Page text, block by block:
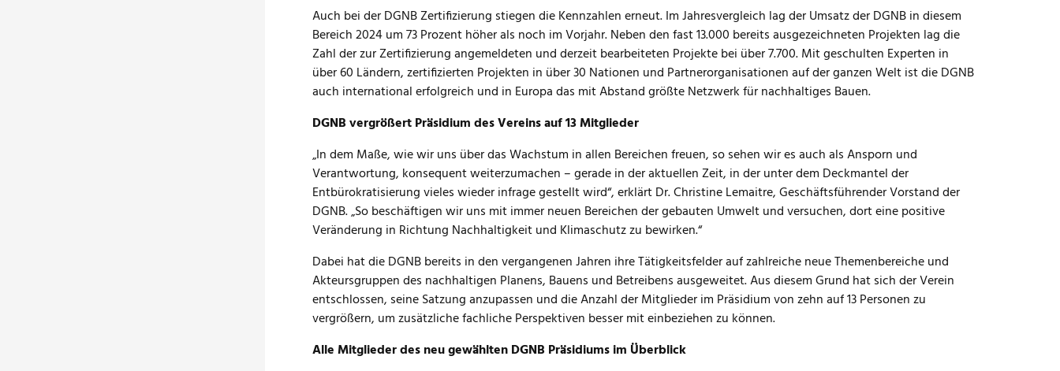
Auch bei der DGNB Zertifizierung stiegen die Kennzahlen erneut. Im Jahresvergleich lag der Umsatz der DGNB in diesem
Bereich 2024 um 73 Prozent höher als noch im Vorjahr. Neben den fast 13.000 bereits ausgezeichneten Projekten lag die
Zahl der zur Zertifizierung angemeldeten und derzeit bearbeiteten Projekte bei über 7.700. Mit geschulten Experten in
über 60 Ländern, zertifizierten Projekten in über 30 Nationen und Partnerorganisationen auf der ganzen Welt ist die DGNB
auch international erfolgreich und in Europa das mit Abstand größte Netzwerk für nachhaltiges Bauen.
DGNB vergrößert Präsidium des Vereins auf 13 Mitglieder
„In dem Maße, wie wir uns über das Wachstum in allen Bereichen freuen, so sehen wir es auch als Ansporn und
Verantwortung, konsequent weiterzumachen – gerade in der aktuellen Zeit, in der unter dem Deckmantel der
Entbürokratisierung vieles wieder infrage gestellt wird“, erklärt Dr. Christine Lemaitre, Geschäftsführender Vorstand der
DGNB. „So beschäftigen wir uns mit immer neuen Bereichen der gebauten Umwelt und versuchen, dort eine positive
Veränderung in Richtung Nachhaltigkeit und Klimaschutz zu bewirken.“
Dabei hat die DGNB bereits in den vergangenen Jahren ihre Tätigkeitsfelder auf zahlreiche neue Themenbereiche und
Akteursgruppen des nachhaltigen Planens, Bauens und Betreibens ausgeweitet. Aus diesem Grund hat sich der Verein
entschlossen, seine Satzung anzupassen und die Anzahl der Mitglieder im Präsidium von zehn auf 13 Personen zu
vergrößern, um zusätzliche fachliche Perspektiven besser mit einbeziehen zu können.
Alle Mitglieder des neu gewählten DGNB Präsidiums im Überblick